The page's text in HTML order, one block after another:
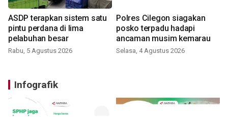
ASDP terapkan sistem satu
pintu perdana di lima
pelabuhan besar
Rabu, 5 Agustus 2026
Polres Cilegon siagakan
posko terpadu hadapi
ancaman musim kemarau
Selasa, 4 Agustus 2026
Infografik